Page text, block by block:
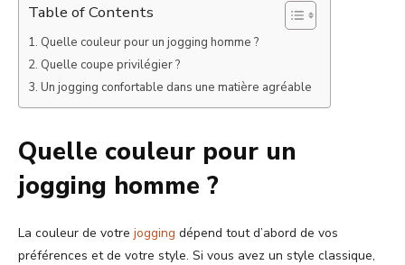
Table of Contents
Quelle couleur pour un jogging homme ?
Quelle coupe privilégier ?
Un jogging confortable dans une matière agréable
Quelle couleur pour un
jogging homme ?
La couleur de votre jogging dépend tout d’abord de vos
préférences et de votre style. Si vous avez un style classique,